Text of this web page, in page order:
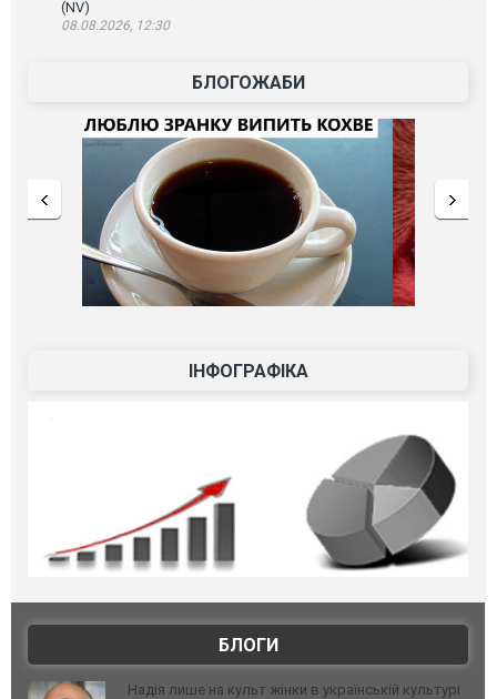
(NV)
08.08.2026, 12:30
БЛОГОЖАБИ
ІНФОГРАФІКА
БЛОГИ
Надія лише на культ жінки в українській культурі